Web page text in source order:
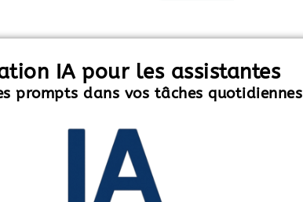
IA pour les assistantes
prompts dans vos tâches quotidiennes